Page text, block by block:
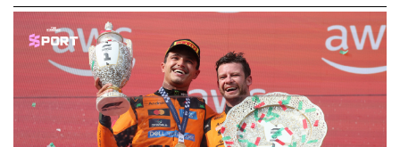
ขณะที่ คาร์ลอส ไซนช์ นักขับจากทีมวิลเลียมส์ นับได้ว่าน่า
สงสาร หลังมีลุ้นเก็บ ดับเบิล พอยต์ ให้กับทีมวิลเลียมส์ คู่กับอ
เล็กซ์ อัลบอน อังศุสิงห์ แต่จากการปะทะกับ นิโก อูล์เคนแบร์
ก หลังเรซกลับมารีสตาร์ท ทำให้เขาต้องออกจากการแข่งขัน
เรซนี้เป็นคันสุดท้าย